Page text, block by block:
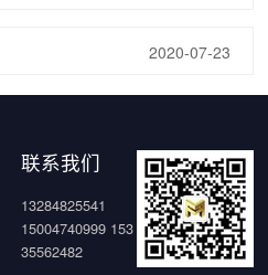
2020-07-23
联系我们
13284825541
15004740999 153
35562482